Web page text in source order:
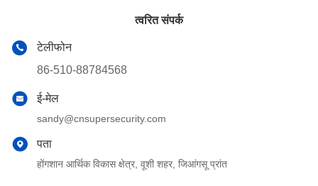
त्वरित संपर्क
टेलीफोन
86-510-88784568
ई-मेल
sandy@cnsupersecurity.com
पता
होंगशान आर्थिक विकास क्षेत्र, वूशी शहर, जिआंगसू प्रांत